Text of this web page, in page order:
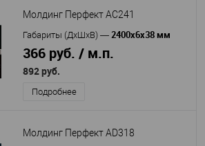
Молдинг Перфект AC241
Габариты (ДхШхВ) — 2400х6х38 мм
366 руб. / м.п.
892 руб.
Подробнее
Молдинг Перфект AD318